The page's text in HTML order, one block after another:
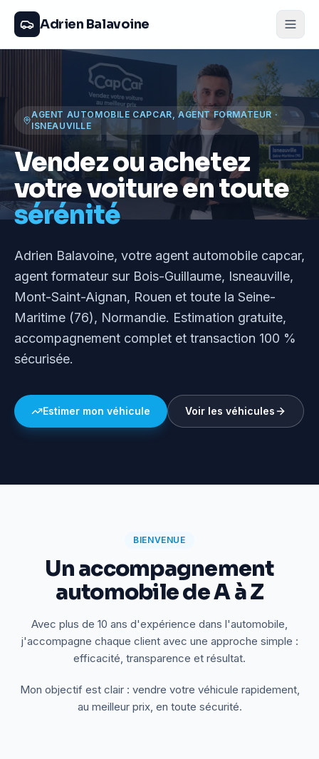
Adrien Balavoine
AGENT AUTOMOBILE CAPCAR, AGENT FORMATEUR ·
ISNEAUVILLE
Vendez ou achetez
votre voiture en toute
sérénité
Adrien Balavoine, votre agent automobile capcar,
agent formateur sur Bois-Guillaume, Isneauville,
Mont-Saint-Aignan, Rouen et toute la Seine-
Maritime (76), Normandie. Estimation gratuite,
accompagnement complet et transaction 100 %
sécurisée.
Estimer mon véhicule Voir les véhicules
BIENVENUE
Un accompagnement
automobile de A à Z
Avec plus de 10 ans d'expérience dans l'automobile,
j'accompagne chaque client avec une approche simple :
efficacité, transparence et résultat.
Mon objectif est clair : vendre votre véhicule rapidement,
au meilleur prix, en toute sécurité.